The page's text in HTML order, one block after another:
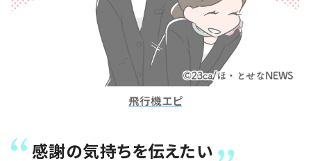
飛行機エピ
感謝の気持ちを伝えたい